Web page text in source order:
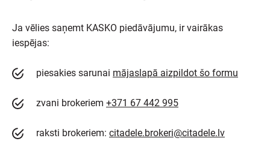
Ja vēlies saņemt KASKO piedāvājumu, ir vairākas
iespējas:
piesakies sarunai mājaslapā aizpildot šo formu
zvani brokeriem +371 67 442 995
raksti brokeriem: citadele.brokeri@citadele.lv